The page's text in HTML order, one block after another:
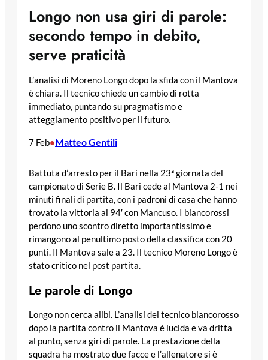
Longo non usa giri di parole:
secondo tempo in debito,
serve praticità
L’analisi di Moreno Longo dopo la sfida con il Mantova
è chiara. Il tecnico chiede un cambio di rotta
immediato, puntando su pragmatismo e
atteggiamento positivo per il futuro.
7 Feb•Matteo Gentili
Battuta d’arresto per il Bari nella 23ª giornata del
campionato di Serie B. Il Bari cede al Mantova 2-1 nei
minuti finali di partita, con i padroni di casa che hanno
trovato la vittoria al 94′ con Mancuso. I biancorossi
perdono uno scontro diretto importantissimo e
rimangono al penultimo posto della classifica con 20
punti. Il Mantova sale a 23. Il tecnico Moreno Longo è
stato critico nel post partita.
Le parole di Longo
Longo non cerca alibi. L’analisi del tecnico biancorosso
dopo la partita contro il Mantova è lucida e va dritta
al punto, senza giri di parole. La prestazione della
squadra ha mostrato due facce e l’allenatore si è